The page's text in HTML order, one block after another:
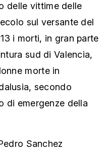
delle vittime delle
sul versante del
i morti, in gran parte
sud di Valencia,
morte in
secondo
di emergenze della
Sanchez